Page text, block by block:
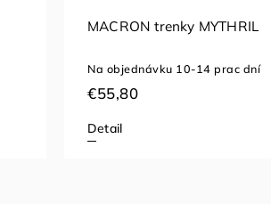
MACRON trenky MYTHRIL
Na objednávku 10-14 prac dní
€55,80
Detail